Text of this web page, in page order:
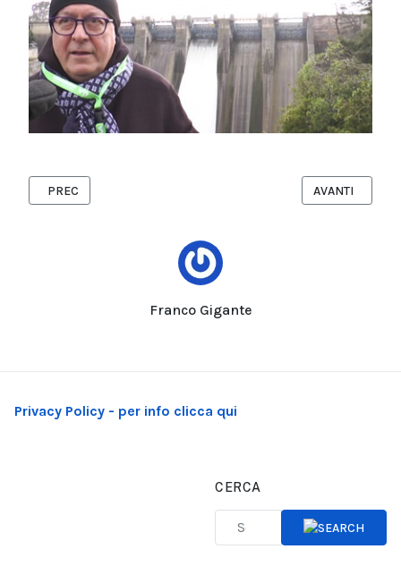
Franco Gigante
ARTICOLO PRECEDENTE: CHILDREAD: LETTURE AD ALTA VOCE
PREC ARTICOLO
AVANTI
Privacy Policy - per info clicca qui
CERCA